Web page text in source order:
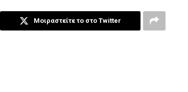
Μοιραστείτε το στο Twitter